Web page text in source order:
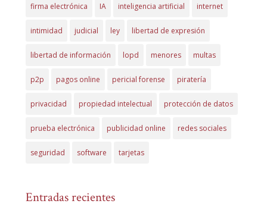
firma electrónica IA inteligencia artificial internet
intimidad judicial ley libertad de expresión
libertad de información lopd menores multas
p2p pagos online pericial forense piratería
privacidad propiedad intelectual protección de datos
prueba electrónica publicidad online redes sociales
seguridad software tarjetas
Entradas recientes